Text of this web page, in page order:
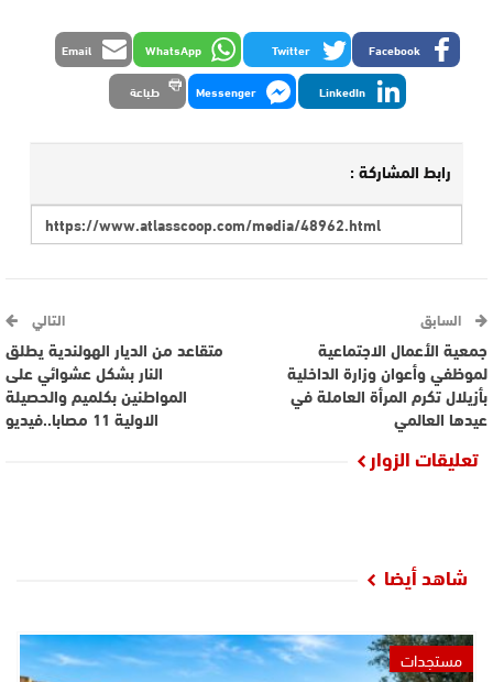
Facebook
Twitter
WhatsApp
Email
LinkedIn
Messenger طباعة
رابط المشاركة :
السابق
جمعية الأعمال الاجتماعية
لموظفي وأعوان وزارة الداخلية
بأزيلال تكرم المرأة العاملة في
عيدها العالمي
التالي
متقاعد من الديار الهولندية يطلق
النار بشكل عشوائي على
المواطنين بكلميم والحصيلة
الاولية 11 مصابا..فيديو
تعليقات الزوار
شاهد أيضا
مستجدات